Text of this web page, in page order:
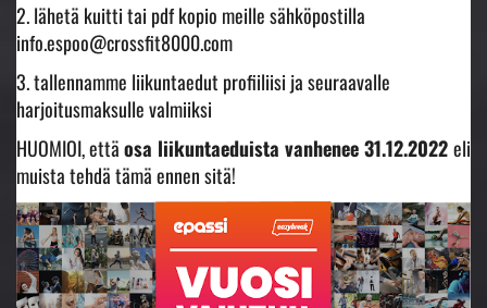
2. lähetä kuitti tai pdf kopio meille sähköpostilla
info.espoo@crossfit8000.com
3. tallennamme liikuntaedut profiiliisi ja seuraavalle
harjoitusmaksulle valmiiksi
HUOMIOI, ettäosa liikuntaeduista vanhenee 31.12.2022eli
muista tehdä tämä ennen sitä!